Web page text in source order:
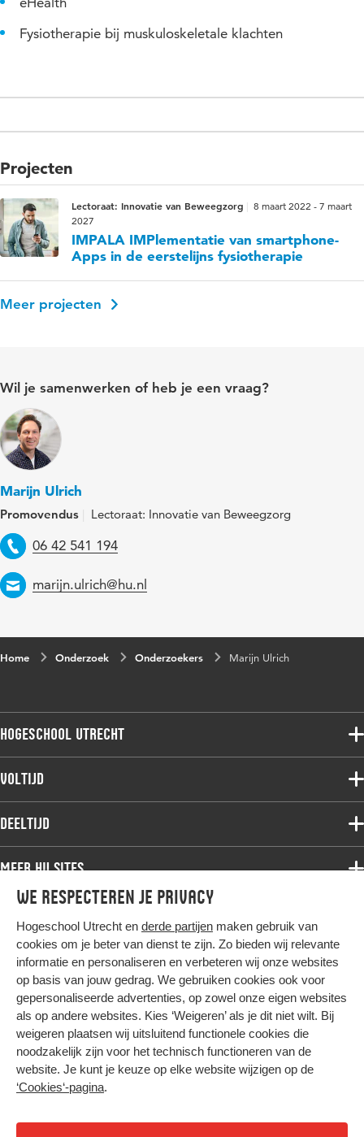
We respecteren je privacy
Hogeschool Utrecht en derde partijen maken gebruik van
cookies om je beter van dienst te zijn. Zo bieden wij relevante
informatie en personaliseren en verbeteren wij onze websites
op basis van jouw gedrag. We gebruiken cookies ook voor
gepersonaliseerde advertenties, op zowel onze eigen websites
als op andere websites. Kies ‘Weigeren’ als je dit niet wilt. Bij
weigeren plaatsen wij uitsluitend functionele cookies die
noodzakelijk zijn voor het technisch functioneren van de
website. Je kunt je keuze op elke website wijzigen op de
‘Cookies‘-pagina.
Fysiotherapie bij muskuloskeletale klachten
Projecten
Lectoraat: Innovatie van Beweegzorg
8 maart 2022 - 7 maart
2027
IMPALA IMPlementatie van smartphone-
Apps in de eerstelijns fysiotherapie
Meer projecten
Wil je samenwerken of heb je een vraag?
Marijn Ulrich
Promovendus Lectoraat: Innovatie van Beweegzorg
Telefoon
06 42 541 194
Email
marijn.ulrich@hu.nl
Home Onderzoek Onderzoekers Marijn Ulrich
Hogeschool Utrecht
Voltijdopleidingen
Onderzoek
Werken bij de HU
Contact
Voltijd
Associate degree
Master
Studiekeuze voltijd
Deeltijd
Associate degree
Bachelor
Master
Post-master
Studiekeuze deeltijd
Meer HU sites
HU International
HU Bibliotheek
HU Ontwikkelt
Duurzame HU
Intranet
Trajectum
Hier komt alles samen
Colofon
Privacy
Cookies
Nieuwsbrief